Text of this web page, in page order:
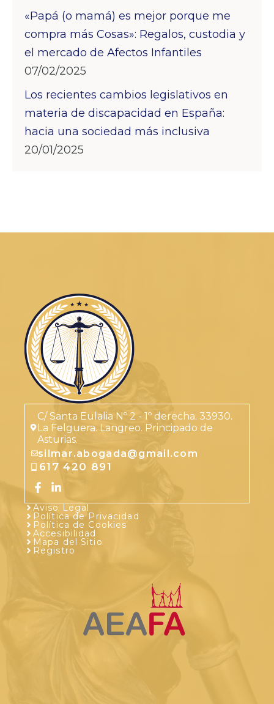
«Papá (o mamá) es mejor porque me
compra más Cosas»: Regalos, custodia y
el mercado de Afectos Infantiles
07/02/2025
Los recientes cambios legislativos en
materia de discapacidad en España:
hacia una sociedad más inclusiva
20/01/2025
C/ Santa Eulalia Nº 2 - 1º derecha. 33930.
La Felguera. Langreo. Principado de
Asturias.
silmar.abogada@gmail.com
617 420 891
Aviso Legal
Política de Privacidad
Política de Cookies
Accesibilidad
Mapa del Sitio
Registro